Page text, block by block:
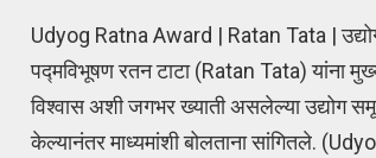
Udyog Ratna Award | Ratan Tata | उद्योग
पद्मविभूषण रतन टाटा (Ratan Tata) यांना
विश्वास अशी जगभर ख्याती असलेल्या उद्योग
केल्यानंतर माध्यमांशी बोलताना सांगितले.